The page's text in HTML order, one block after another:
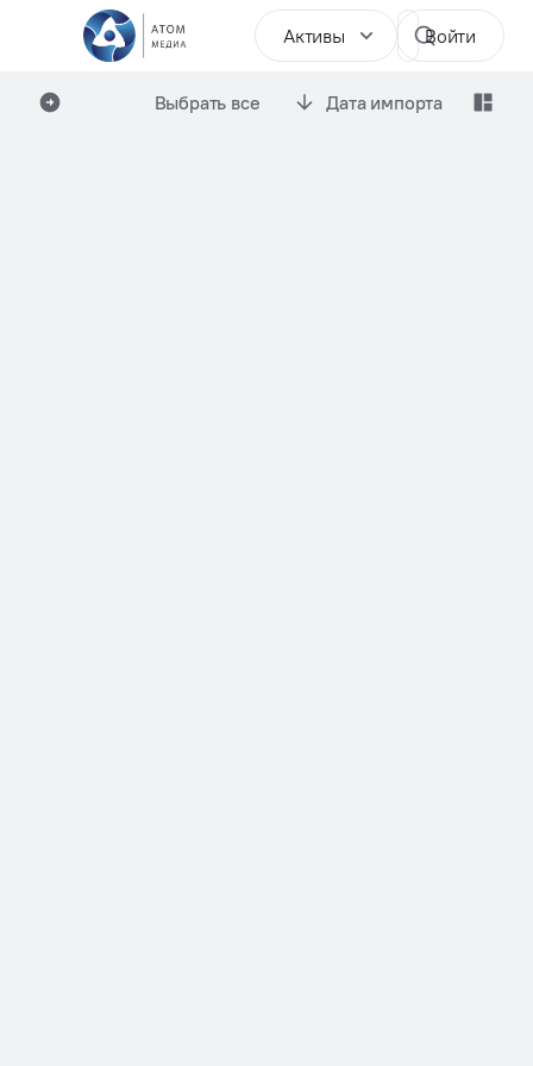
Активы Войти
Выбрать все Дата импорта